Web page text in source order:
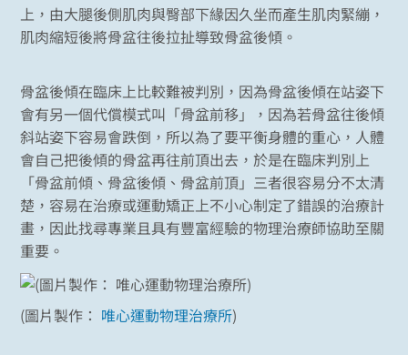
上，由大腿後側肌肉與臀部下緣因久坐而產生肌肉緊繃，
肌肉縮短後將骨盆往後拉扯導致骨盆後傾。
骨盆後傾在臨床上比較難被判別，因為骨盆後傾在站姿下
會有另一個代償模式叫「骨盆前移」，因為若骨盆往後傾
斜站姿下容易會跌倒，所以為了要平衡身體的重心，人體
會自己把後傾的骨盆再往前頂出去，於是在臨床判別上
「骨盆前傾、骨盆後傾、骨盆前頂」三者很容易分不太清
楚，容易在治療或運動矯正上不小心制定了錯誤的治療計
畫，因此找尋專業且具有豐富經驗的物理治療師協助至關
重要。
(圖片製作： 唯心運動物理治療所)